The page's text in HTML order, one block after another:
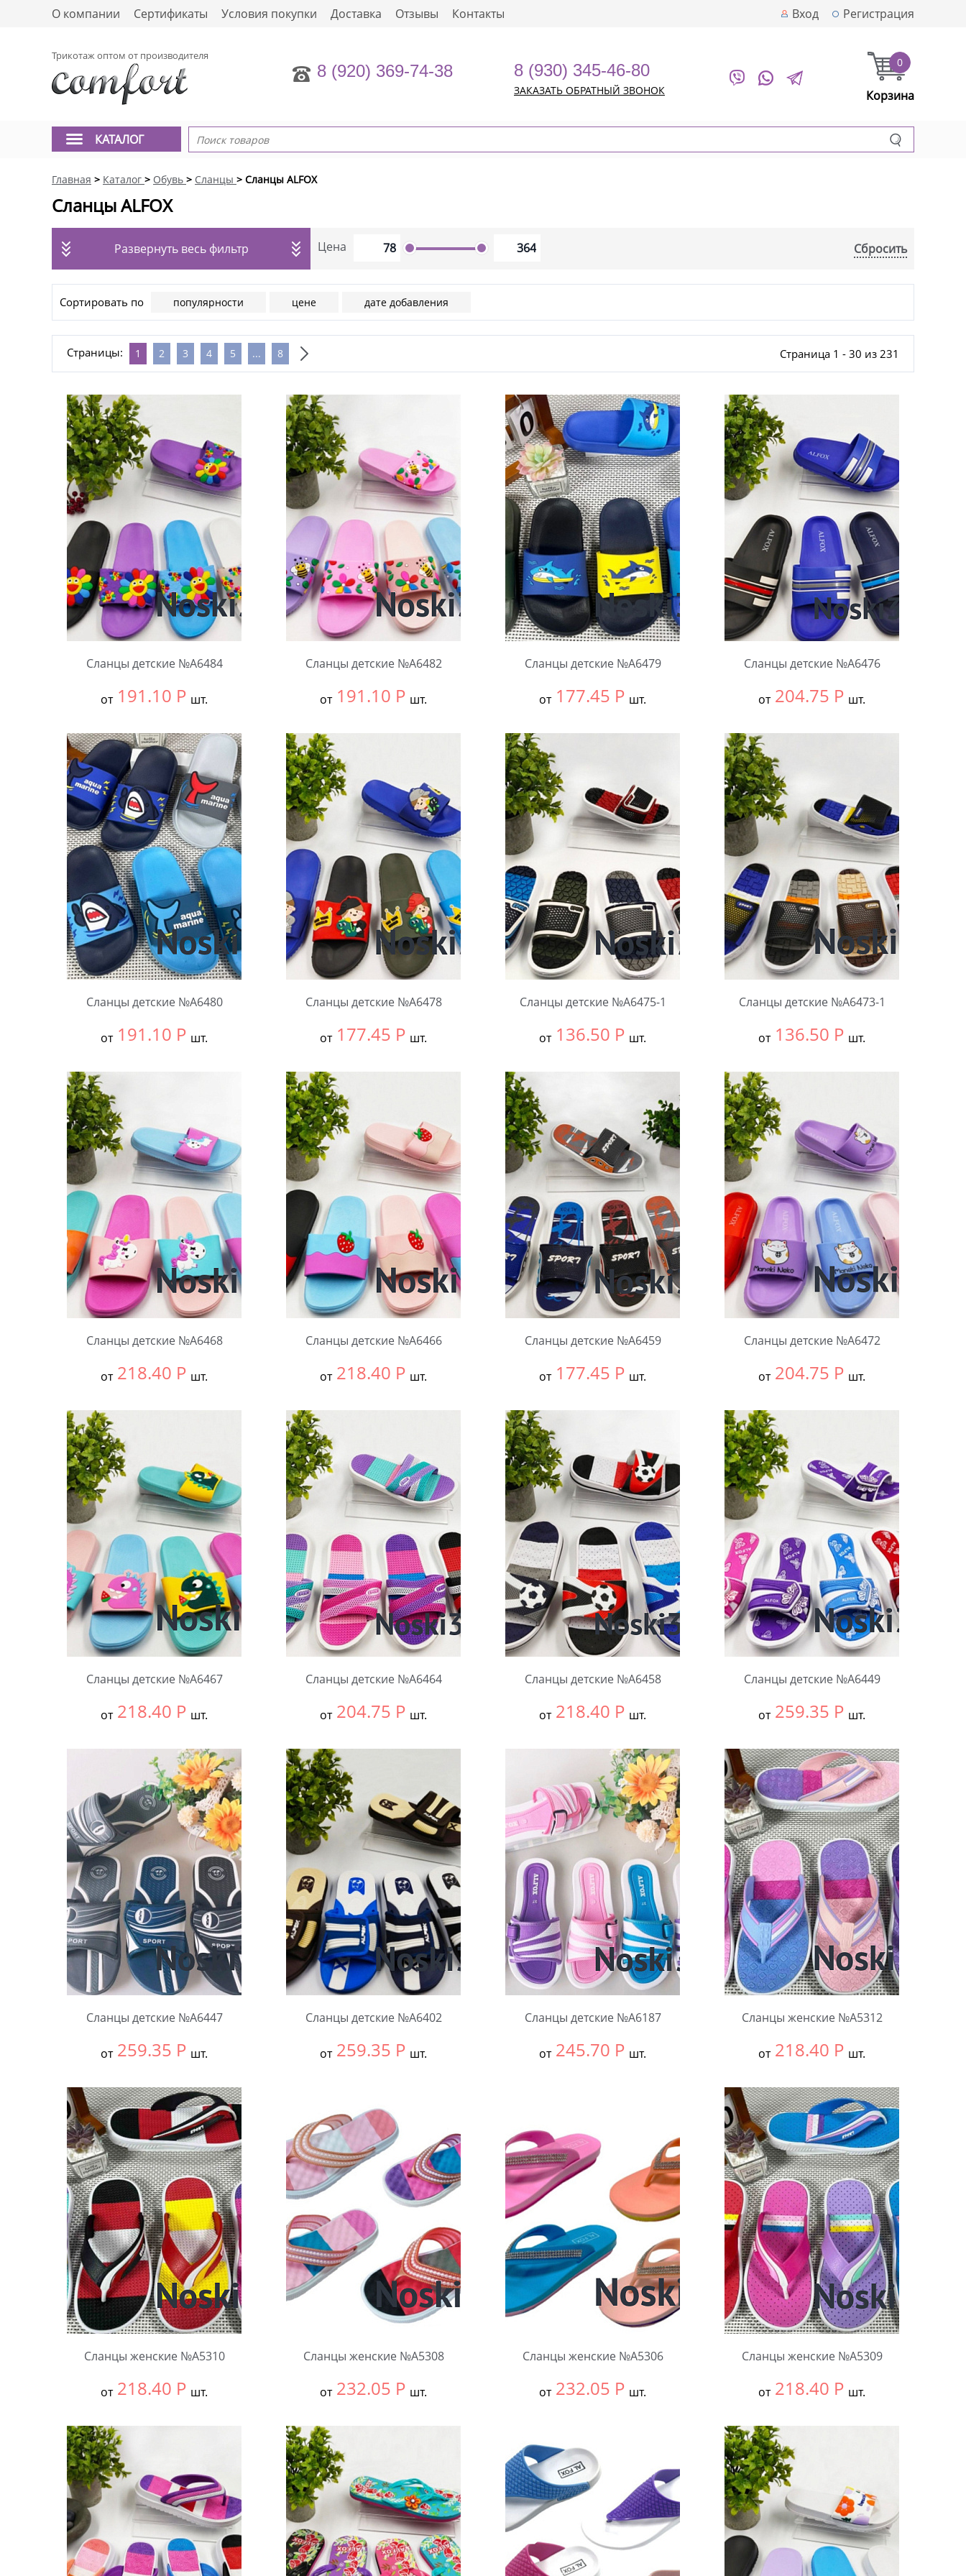
О компании Сертификаты Условия покупки Доставка Отзывы Контакты Вход Регистрация
Трикотаж оптом от производителя
8 (920) 369-74-38 8 (930) 345-46-80
ЗАКАЗАТЬ ОБРАТНЫЙ ЗВОНОК
0
Корзина
КАТАЛОГ
Главная > Каталог > Обувь > Сланцы > Сланцы ALFOX
Сланцы ALFOX
Развернуть весь фильтр Цена Сбросить
Сортировать по популярности цене дате добавления
Страницы: 1 2 3 4 5 ... 8 Страница 1 - 30 из 231
Сланцы детские №А6484
от 191.10 Р шт.
В упаковке:
12 шт.
Количество:
Сланцы детские №А6482
от 191.10 Р шт.
В упаковке:
Количество:
Сланцы детские №А6479
от 177.45 Р шт.
В упаковке:
Количество:
Сланцы детские №А6476
от 204.75 Р шт.
В упаковке:
Количество:
Сланцы детские №А6480
от 191.10 Р шт.
В упаковке:
Количество:
Сланцы детские №А6478
от 177.45 Р шт.
В упаковке:
Количество:
Сланцы детские №А6475-1
от 136.50 Р шт.
В упаковке:
Количество:
Сланцы детские №А6473-1
от 136.50 Р шт.
В упаковке:
Количество:
Сланцы детские №А6468
от 218.40 Р шт.
В упаковке:
Количество:
Сланцы детские №А6466
от 218.40 Р шт.
В упаковке:
Количество:
Сланцы детские №А6459
от 177.45 Р шт.
В упаковке:
Количество:
Сланцы детские №А6472
от 204.75 Р шт.
В упаковке:
Количество:
Сланцы детские №А6467
от 218.40 Р шт.
12 шт.
Количество:
Сланцы детские №А6464
от 204.75 Р шт.
В упаковке:
Количество:
Сланцы детские №А6458
от 218.40 Р шт.
12 шт.
Количество:
Сланцы детские №А6449
от 259.35 Р шт.
В упаковке:
12 шт.
Количество:
Сланцы детские №А6447
от 259.35 Р шт.
В упаковке:
12 шт.
Количество:
Сланцы детские №А6402
от 259.35 Р шт.
Количество:
Сланцы детские №А6187
от 245.70 Р шт.
Количество:
Сланцы женские №А5312
от 218.40 Р шт.
В упаковке:
12 шт.
Количество:
Сланцы женские №А5310
от 218.40 Р шт.
В упаковке:
Количество:
Сланцы женские №А5308
от 232.05 Р шт.
В упаковке:
Количество:
Сланцы женские №А5306
от 232.05 Р шт.
В упаковке:
Количество:
Сланцы женские №А5309
от 218.40 Р шт.
В упаковке:
Количество: